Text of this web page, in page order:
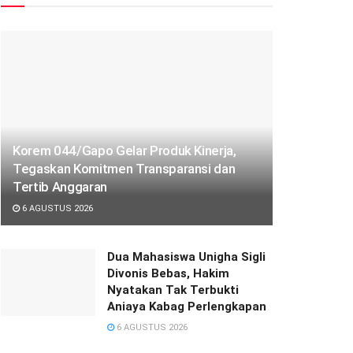
Korem 044/Gapo Gelar Produk Kinerja,
Tegaskan Komitmen Transparansi dan
Tertib Anggaran
6 AGUSTUS 2026
Dua Mahasiswa Unigha Sigli
Divonis Bebas, Hakim
Nyatakan Tak Terbukti
Aniaya Kabag Perlengkapan
6 AGUSTUS 2026